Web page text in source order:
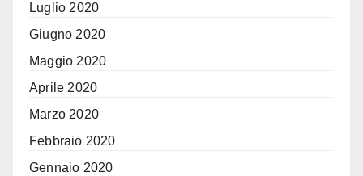
Luglio 2020
Giugno 2020
Maggio 2020
Aprile 2020
Marzo 2020
Febbraio 2020
Gennaio 2020